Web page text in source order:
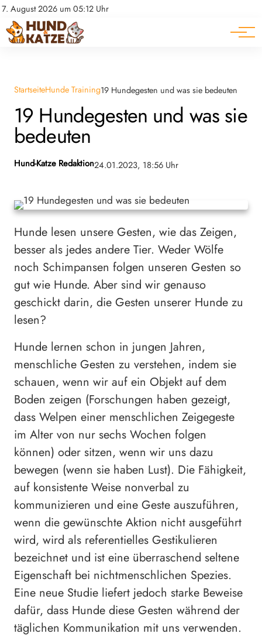
7. August 2026 um 05:12 Uhr
Datenschutz
Impressum
Pferde
Ratgeber
StartseiteHunde Training19 Hundegesten und was sie bedeuten
19 Hundegesten und was sie
bedeuten
Hund-Katze Redaktion24.01.2023, 18:56 Uhr
Hunde lesen unsere Gesten, wie das Zeigen,
besser als jedes andere Tier. Weder Wölfe
noch Schimpansen folgen unseren Gesten so
gut wie Hunde. Aber sind wir genauso
geschickt darin, die Gesten unserer Hunde zu
lesen?
Hunde lernen schon in jungen Jahren,
menschliche Gesten zu verstehen, indem sie
schauen, wenn wir auf ein Objekt auf dem
Boden zeigen (Forschungen haben gezeigt,
dass Welpen einer menschlichen Zeigegeste
im Alter von nur sechs Wochen folgen
können) oder sitzen, wenn wir uns dazu
bewegen (wenn sie haben Lust). Die Fähigkeit,
auf konsistente Weise nonverbal zu
kommunizieren und eine Geste auszuführen,
wenn die gewünschte Aktion nicht ausgeführt
wird, wird als referentielles Gestikulieren
bezeichnet und ist eine überraschend seltene
Eigenschaft bei nichtmenschlichen Spezies.
Eine neue Studie liefert jedoch starke Beweise
dafür, dass Hunde diese Gesten während der
täglichen Kommunikation mit uns verwenden.